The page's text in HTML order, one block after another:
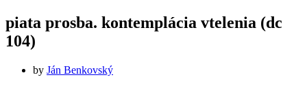
piata prosba. kontemplácia vtelenia (dc
104)
by Ján Benkovský